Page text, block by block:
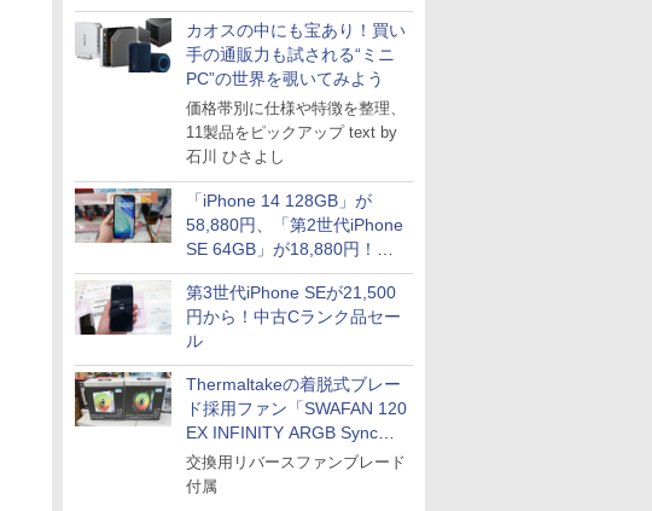
システム」
カオスの中にも宝あり！買い
手の通販力も試される“ミニ
PC”の世界を覗いてみよう
価格帯別に仕様や特徴を整理、
11製品をピックアップ text by
石川 ひさよし
「iPhone 14 128GB」が
58,880円、「第2世代iPhone
SE 64GB」が18,880円！中
古Bランク品セール
第3世代iPhone SEが21,500
円から！中古Cランク品セー
ル
Thermaltakeの着脱式ブレー
ド採用ファン「SWAFAN 120
EX INFINITY ARGB Sync」
に単品パッケージ
交換用リバースファンブレード
付属